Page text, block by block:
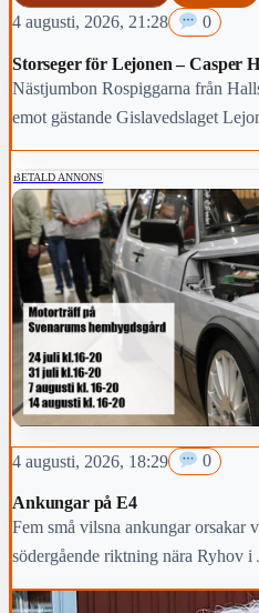
4 augusti, 2026, 21:28 0
Storseger för Lejonen – Casper
Nästjumbon Rospiggarna från
emot gästande Gislavedslaget
BETALD ANNONS
4 augusti, 2026, 18:29 0
Ankungar på E4
Fem små vilsna ankungar orsakar
södergående riktning nära Ryhov i